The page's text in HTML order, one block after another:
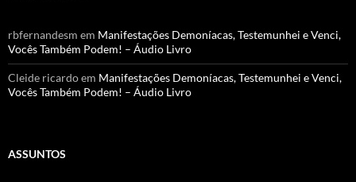
rbfernandesm em Manifestações Demoníacas, Testemunhei e Venci,
Vocês Também Podem! – Áudio Livro
Cleide ricardoem Manifestações Demoníacas, Testemunhei e Venci,
Vocês Também Podem! – Áudio Livro
ASSUNTOS